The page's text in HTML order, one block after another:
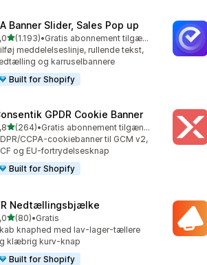
Banner Slider, Sales Pop up
ud af 5 stjerner
(1.193)
anmeldelser i alt
•
Gratis abonnement tilgængeligt
meddelelseslinje, rullende tekst,
og karruselbannere
Built for Shopify
GPDR Cookie Banner
ud af 5 stjerner
(264)
anmeldelser i alt
•
Gratis abonnement tilgængeligt
CCPA-cookiebanner til GCM v2,
og EU-fortrydelsesknap
Built for Shopify
Nedtællingsbjælke
ud af 5 stjerner
(80)
anmeldelser i alt
•Gratis
knaphed med lav-lager-tællere
klæbrig kurv-knap
Built for Shopify